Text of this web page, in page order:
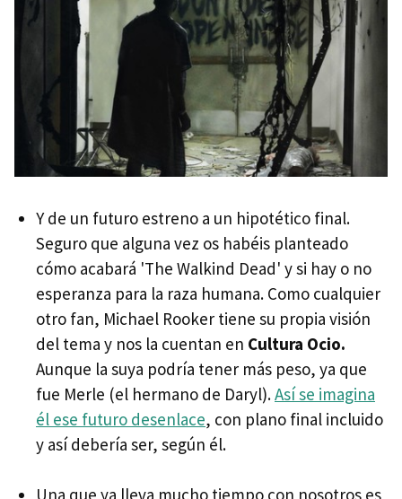
Y de un futuro estreno a un hipotético final.
Seguro que alguna vez os habéis planteado
cómo acabará 'The Walkind Dead' y si hay o no
esperanza para la raza humana. Como cualquier
otro fan, Michael Rooker tiene su propia visión
del tema y nos la cuentan en Cultura Ocio.
Aunque la suya podría tener más peso, ya que
fue Merle (el hermano de Daryl).Así se imagina
él ese futuro desenlace, con plano final incluido
y así debería ser, según él.
Una que ya lleva mucho tiempo con nosotros es